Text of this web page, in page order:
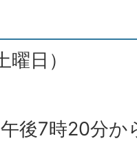
日）
後7時20分